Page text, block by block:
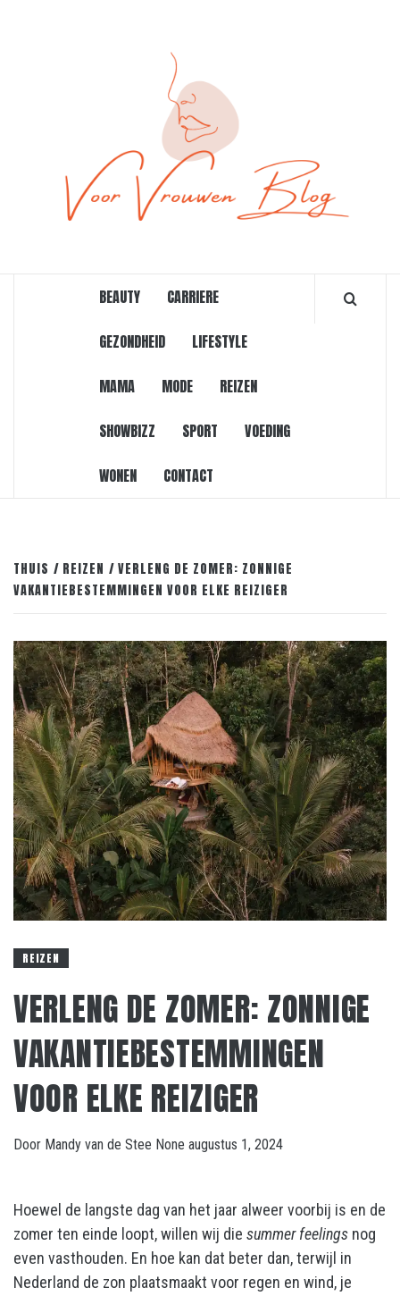
BEAUTY CARRIERE
GEZONDHEID LIFESTYLE
MAMA MODE REIZEN
SHOWBIZZ SPORT VOEDING
WONEN CONTACT
THUIS REIZEN
VERLENG DE ZOMER: ZONNIGE
VAKANTIEBESTEMMINGEN VOOR ELKE REIZIGER
REIZEN
VERLENG DE ZOMER: ZONNIGE
VAKANTIEBESTEMMINGEN
VOOR ELKE REIZIGER
Door Mandy van de Stee None augustus 1, 2024
Hoewel de langste dag van het jaar alweer voorbij is en de
zomer ten einde loopt, willen wij die summer feelings nog
even vasthouden. En hoe kan dat beter dan, terwijl in
Nederland de zon plaatsmaakt voor regen en wind, je